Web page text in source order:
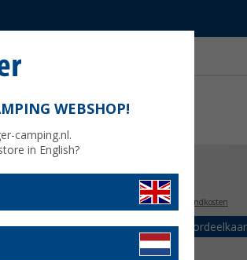
€ 28,99
Prijzen incl. BTWplus verzendkosten
Verzeker tot 5%
WEBSHOP!
camping.nl.
in English?